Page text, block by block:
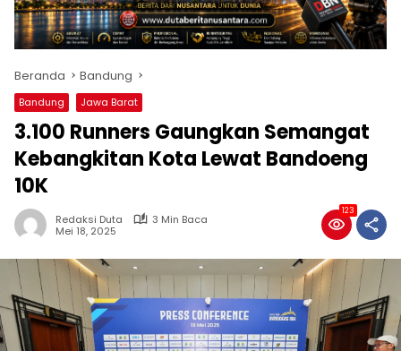
Beranda Bandung
Bandung Jawa Barat
3.100 Runners Gaungkan Semangat
Kebangkitan Kota Lewat Bandoeng
10K
Redaksi Duta
3 Min Baca
Mei 18, 2025
123